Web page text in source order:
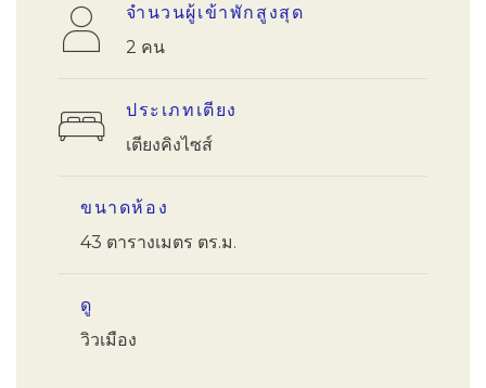
จำนวนผู้เข้าพักสูงสุด
2 คน
ประเภทเตียง
เตียงคิงไซส์
ขนาดห้อง
43 ตารางเมตร ตร.ม.
ดู
วิวเมือง